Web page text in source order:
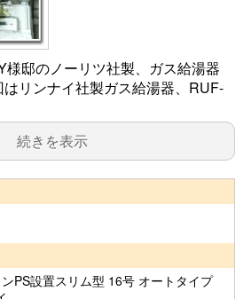
邸のノーリツ社製、ガス給湯器
リンナイ社製ガス給湯器、RUF-
続きを表示
ンPS設置スリム型 16号 オートタイプ